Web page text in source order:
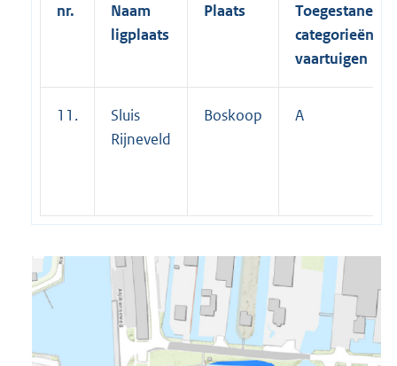
nr.
Naam
ligplaats
Plaats
Toegestane
categorieën
vaartuigen
11.
Sluis
Rijneveld
Boskoop A